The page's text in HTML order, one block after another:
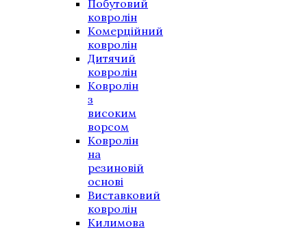
Побутовий
ковролін
Комерційний
ковролін
Дитячий
ковролін
Ковролін
з
високим
ворсом
Ковролін
на
резиновій
основі
Виставковий
ковролін
Килимова